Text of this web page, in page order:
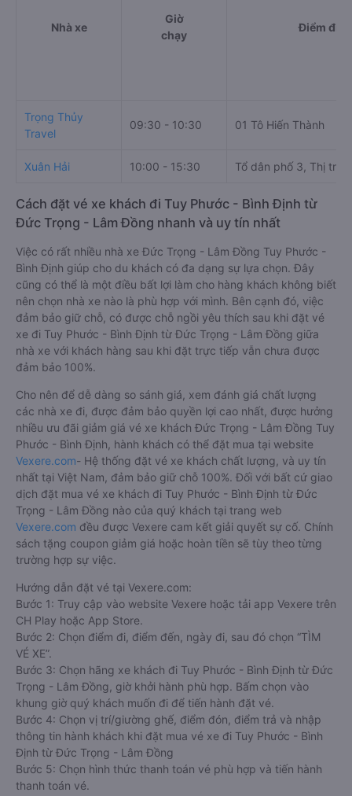
Nhà xe
Giờ
chạy
Điểm đi
Trọng Thủy
Travel
09:30 - 10:30 01 Tô Hiến Thành
Xuân Hải 10:00 - 15:30 Tổ dân phố 3, Thị trấn
Cách đặt vé xe khách đi Tuy Phước - Bình Định từ
Đức Trọng - Lâm Đồng nhanh và uy tín nhất
Việc có rất nhiều nhà xe Đức Trọng - Lâm Đồng Tuy Phước -
Bình Định giúp cho du khách có đa dạng sự lựa chọn. Đây
cũng có thể là một điều bất lợi làm cho hàng khách không biết
nên chọn nhà xe nào là phù hợp với mình. Bên cạnh đó, việc
đảm bảo giữ chỗ, có được chỗ ngồi yêu thích sau khi đặt vé
xe đi Tuy Phước - Bình Định từ Đức Trọng - Lâm Đồng giữa
nhà xe với khách hàng sau khi đặt trực tiếp vẫn chưa được
đảm bảo 100%.
Cho nên để dễ dàng so sánh giá, xem đánh giá chất lượng
các nhà xe đi, được đảm bảo quyền lợi cao nhất, được hưởng
nhiều ưu đãi giảm giá vé xe khách Đức Trọng - Lâm Đồng Tuy
Phước - Bình Định, hành khách có thể đặt mua tại website
Vexere.com- Hệ thống đặt vé xe khách chất lượng, và uy tín
nhất tại Việt Nam, đảm bảo giữ chỗ 100%. Đối với bất cứ giao
dịch đặt mua vé xe khách đi Tuy Phước - Bình Định từ Đức
Trọng - Lâm Đồng nào của quý khách tại trang web
Vexere.com đều được Vexere cam kết giải quyết sự cố. Chính
sách tặng coupon giảm giá hoặc hoàn tiền sẽ tùy theo từng
trường hợp sự việc.
Hướng dẫn đặt vé tại Vexere.com:
Bước 1: Truy cập vào website Vexere hoặc tải app Vexere trên
CH Play hoặc App Store.
Bước 2: Chọn điểm đi, điểm đến, ngày đi, sau đó chọn “TÌM
VÉ XE”.
Bước 3: Chọn hãng xe khách đi Tuy Phước - Bình Định từ Đức
Trọng - Lâm Đồng, giờ khởi hành phù hợp. Bấm chọn vào
khung giờ quý khách muốn đi để tiến hành đặt vé.
Bước 4: Chọn vị trí/giường ghế, điểm đón, điểm trả và nhập
thông tin hành khách khi đặt mua vé xe đi Tuy Phước - Bình
Định từ Đức Trọng - Lâm Đồng
Bước 5: Chọn hình thức thanh toán vé phù hợp và tiến hành
thanh toán vé.